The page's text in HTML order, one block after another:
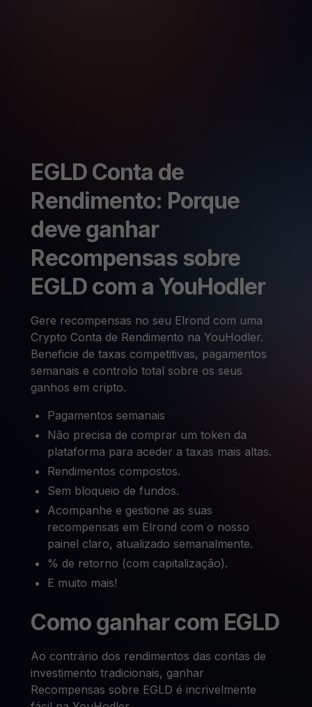
EGLD Conta de
Rendimento: Porque
deve ganhar
Recompensas sobre
EGLD com a YouHodler
Gere recompensas no seu Elrond com uma
Crypto Conta de Rendimento na YouHodler.
Beneficie de taxas competitivas, pagamentos
semanais e controlo total sobre os seus
ganhos em cripto.
Pagamentos semanais
Não precisa de comprar um token da
plataforma para aceder a taxas mais altas.
Rendimentos compostos.
Sem bloqueio de fundos.
Acompanhe e gestione as suas
recompensas em Elrond com o nosso
painel claro, atualizado semanalmente.
% de retorno (com capitalização).
E muito mais!
Como ganhar com EGLD
Ao contrário dos rendimentos das contas de
investimento tradicionais, ganhar
Recompensas sobre EGLD é incrivelmente